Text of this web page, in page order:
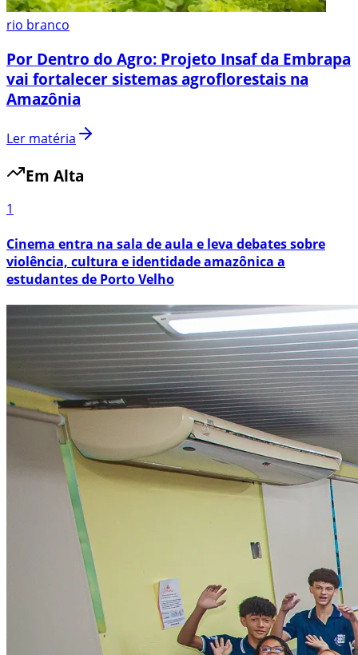
rio branco
Por Dentro do Agro: Projeto Insaf da Embrapa
vai fortalecer sistemas agroflorestais na
Amazônia
Ler matéria
Em Alta
1
Cinema entra na sala de aula e leva debates sobre
violência, cultura e identidade amazônica a
estudantes de Porto Velho